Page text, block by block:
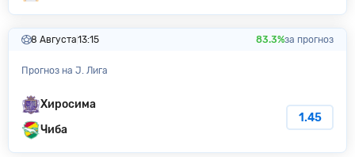
8 Августа13:15 83.3%за прогноз
Прогноз на J. Лига
Хиросима
Чиба
1.45